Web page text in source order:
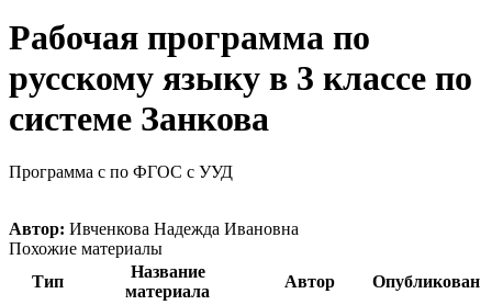
Рабочая программа по
русскому языку в 3 классе по
системе Занкова
Программа с по ФГОС с УУД
Автор: Ивченкова Надежда Ивановна
Похожие материалы
Тип
Название
материала
Автор Опубликован